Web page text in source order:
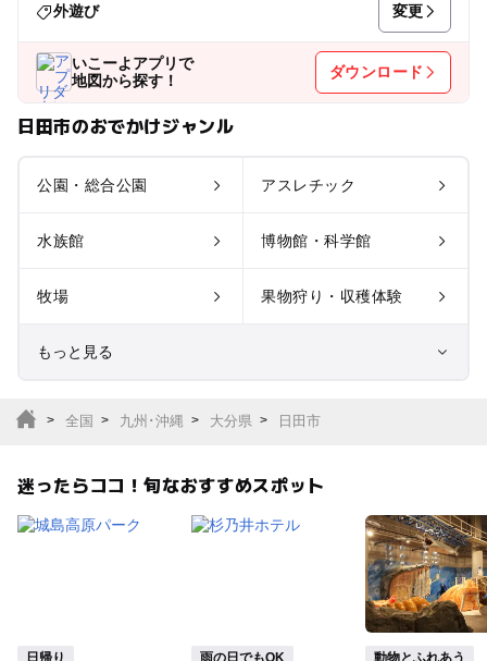
外遊び 変更
いこーよアプリで
地図から探す！
ダウンロード
日田市のおでかけジャンル
公園・総合公園 アスレチック
水族館 博物館・科学館
牧場 果物狩り・収穫体験
もっと見る
サファリパーク
植物園・フラワーパー
ク
釣り
全国 九州･沖縄 大分県 日田市
迷ったらココ！旬なおすすめスポット
日帰り 雨の日でもOK 動物とふれあう